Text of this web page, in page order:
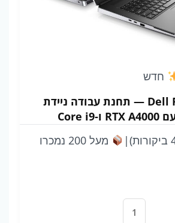
חדש
Dell Precision 7760 — תחנת עבודה ניידת
| מעל 200 נמכרו
כמות